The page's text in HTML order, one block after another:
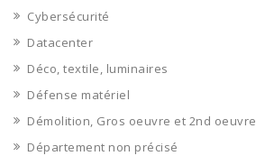
Cybersécurité
Datacenter
Déco, textile, luminaires
Défense matériel
Démolition, Gros oeuvre et 2nd oeuvre
Département non précisé